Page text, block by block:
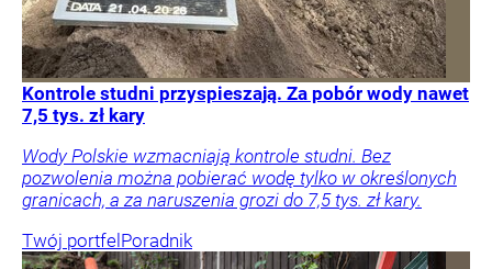
Kontrole studni przyspieszają. Za pobór wody nawet
7,5 tys. zł kary
Wody Polskie wzmacniają kontrole studni. Bez
pozwolenia można pobierać wodę tylko w określonych
granicach, a za naruszenia grozi do 7,5 tys. zł kary.
Twój portfelPoradnik